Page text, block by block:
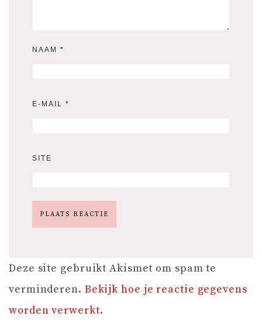
NAAM *
E-MAIL *
SITE
Deze site gebruikt Akismet om spam te
verminderen. Bekijk hoe je reactie gegevens
worden verwerkt.